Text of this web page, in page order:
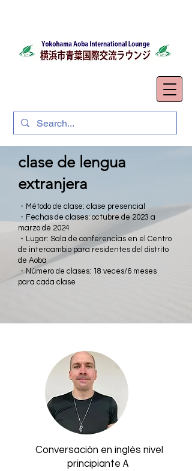
clase de lengua
extranjera
・Método de clase: clase presencial
・Fechas de clases: octubre de 2023 a
marzo de 2024
・Lugar: Sala de conferencias en el Centro
de intercambio para residentes del distrito
de Aoba
・Número de clases: 18 veces/6 meses
para cada clase
​Conversación en inglés nivel
principianteＡ